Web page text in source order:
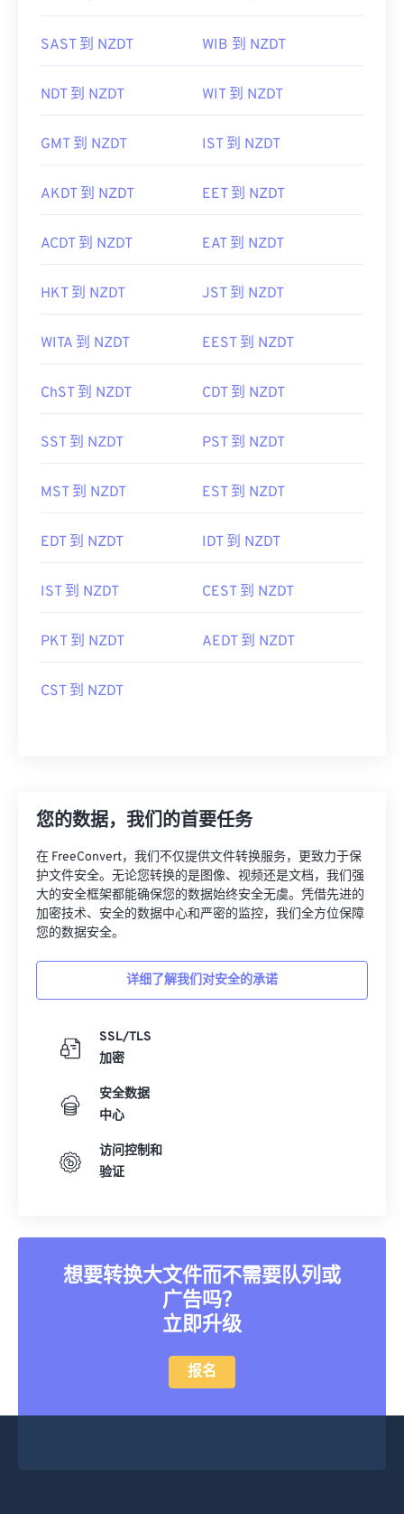
SAST 到 NZDT WIB 到 NZDT
NDT 到 NZDT WIT 到 NZDT
GMT 到 NZDT IST 到 NZDT
AKDT 到 NZDT EET 到 NZDT
ACDT 到 NZDT EAT 到 NZDT
HKT 到 NZDT JST 到 NZDT
WITA 到 NZDT EEST 到 NZDT
ChST 到 NZDT CDT 到 NZDT
SST 到 NZDT PST 到 NZDT
MST 到 NZDT EST 到 NZDT
EDT 到 NZDT IDT 到 NZDT
IST 到 NZDT CEST 到 NZDT
PKT 到 NZDT AEDT 到 NZDT
CST 到 NZDT
您的数据，我们的首要任务
在 FreeConvert，我们不仅提供文件转换服务，更致力于保
护文件安全。无论您转换的是图像、视频还是文档，我们强
大的安全框架都能确保您的数据始终安全无虞。凭借先进的
加密技术、安全的数据中心和严密的监控，我们全方位保障
您的数据安全。
详细了解我们对安全的承诺
SSL/TLS
加密
安全数据
中心
访问控制和
验证
想要转换大文件而不需要队列或
广告吗？
立即升级
报名